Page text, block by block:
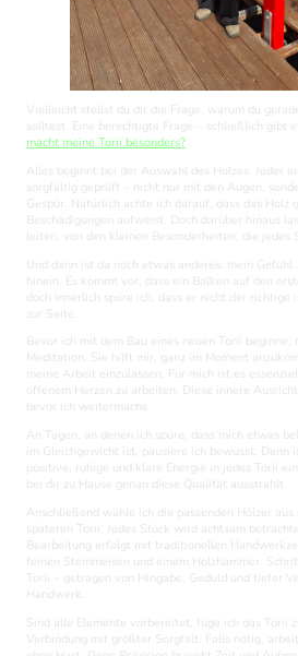
Vielleicht stellst du dir die Frage, warum du
solltest. Eine berechtigte Frage – schließlich gibt
macht meine Torii besonders?
Alles beginnt bei der Auswahl des Holzes. Jeder
sorgfältig geprüft – nicht nur mit den Augen,
Gespür. Natürlich achte ich darauf, dass das Holz
Beschädigungen aufweist. Doch darüber hinaus
leiten, von den kleinen Besonderheiten, die jedes
Und dann ist da noch etwas anderes: mein
hinein. Es kommt vor, dass ein Balken auf den
doch innerlich spüre ich, dass er nicht der richtige
zur Seite.
Bevor ich mit dem Bau eines neuen Torii beginne,
Meditation. Sie hilft mir, ganz im Moment
meine Arbeit einzulassen. Für mich ist es
offenem Herzen zu arbeiten. Diese innere
bevor ich weitermache.
An Tagen, an denen ich spüre, dass mich etwas
im Gleichgewicht ist, pausiere ich bewusst. Denn
positive, ruhige und klare Energie in jedes Torii
bei dir zu Hause genau diese Qualität ausstrahlt.
Anschließend wähle ich die passenden Hölzer
späteren Torii. Jedes Stück wird achtsam
Bearbeitung erfolgt mit traditionellen
feinen Stemmeisen und einem Holzhammer.
Torii – getragen von Hingabe, Geduld und tiefer
Handwerk.
Sind alle Elemente vorbereitet, füge ich das Torii
Verbindung mit größter Sorgfalt. Falls nötig,